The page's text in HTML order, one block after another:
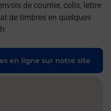
de courrier, colis, lettre
de timbres en quelques
en ligne sur notre site